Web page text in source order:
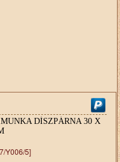
DÍSZPÁRNA 30 X
Y006/5]